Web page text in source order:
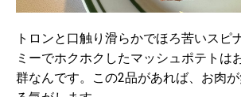
トロンと口触り滑らかでほろ苦いスピ
ミーでホクホクしたマッシュポテトは
群なんです。この2品があれば、お肉